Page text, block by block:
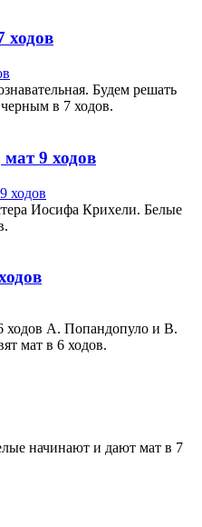
ходов
Будем решать
в 7 ходов.
9 ходов
Иосифа Крихели. Белые
ходов А. Попандопуло и В.
мат в 6 ходов.
начинают и дают мат в 7